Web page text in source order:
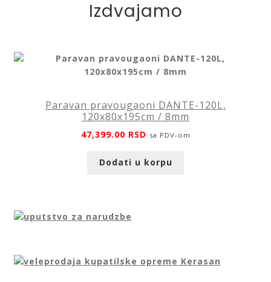
Izdvajamo
Paravan pravougaoni DANTE-120L,
120x80x195cm / 8mm
47,399.00 RSD sa PDV-om
Dodati u korpu